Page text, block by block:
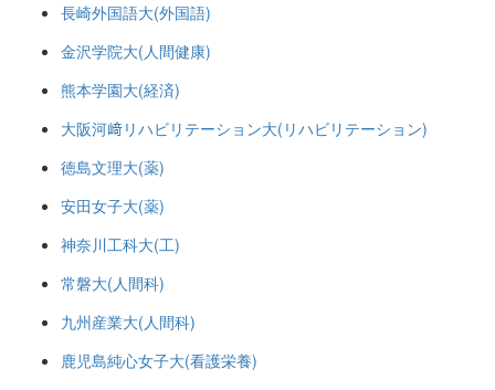
長崎外国語大(外国語)
金沢学院大(人間健康)
熊本学園大(経済)
大阪河﨑リハビリテーション大(リハビリテーション)
徳島文理大(薬)
安田女子大(薬)
神奈川工科大(工)
常磐大(人間科)
九州産業大(人間科)
鹿児島純心女子大(看護栄養)